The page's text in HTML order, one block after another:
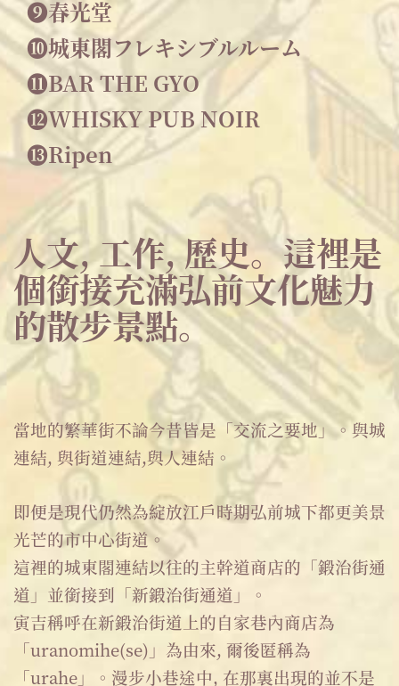
❾春光堂
❿城東閣フレキシブルルーム
⓫BAR THE GYO
⓬WHISKY PUB NOIR
⓭Ripen
人文, 工作, 歷史。這裡是
個銜接充滿弘前文化魅力
的散步景點。
當地的繁華街不論今昔皆是「交流之要地」。與城
連結, 與街道連結,與人連結。
即便是現代仍然為綻放江戶時期弘前城下都更美景
光芒的市中心街道。
這裡的城東閣連結以往的主幹道商店的「鍛治街通
道」並銜接到「新鍛治街通道」。
寅吉稱呼在新鍛治街道上的自家巷內商店為
「uranomihe(se)」為由來, 爾後匿稱為
「urahe」。漫步小巷途中, 在那裏出現的並不是